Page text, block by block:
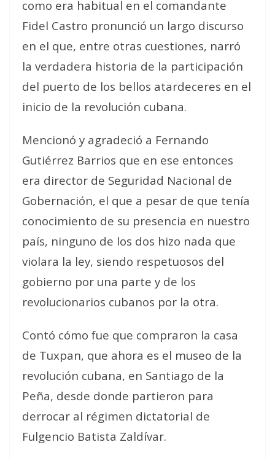
como era habitual en el comandante
Fidel Castro pronunció un largo discurso
en el que, entre otras cuestiones, narró
la verdadera historia de la participación
del puerto de los bellos atardeceres en el
inicio de la revolución cubana.
Mencionó y agradeció a Fernando
Gutiérrez Barrios que en ese entonces
era director de Seguridad Nacional de
Gobernación, el que a pesar de que tenía
conocimiento de su presencia en nuestro
país, ninguno de los dos hizo nada que
violara la ley, siendo respetuosos del
gobierno por una parte y de los
revolucionarios cubanos por la otra.
Contó cómo fue que compraron la casa
de Tuxpan, que ahora es el museo de la
revolución cubana, en Santiago de la
Peña, desde donde partieron para
derrocar al régimen dictatorial de
Fulgencio Batista Zaldívar.